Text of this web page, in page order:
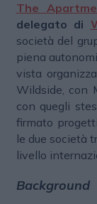
The
delegato di
società del
piena
vista
Wildside, con
con quegli
firmato
le due società
livello
Background